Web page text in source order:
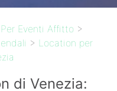
Eventi Affitto >
> Location per
di Venezia: